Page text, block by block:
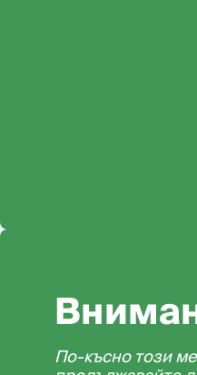
По-късно този